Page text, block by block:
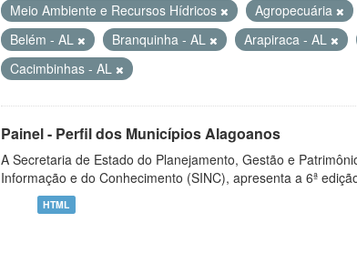
Meio Ambiente e Recursos Hídricos
Agropecuária
Belém - AL
Branquinha - AL Arapiraca - AL
Cacimbinhas - AL
Painel - Perfil dos Municípios Alagoanos
A Secretaria de Estado do Planejamento, Gestão e
Informação e do Conhecimento (SINC), apresenta a 6ª
HTML